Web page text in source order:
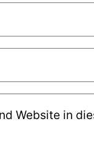
Website in